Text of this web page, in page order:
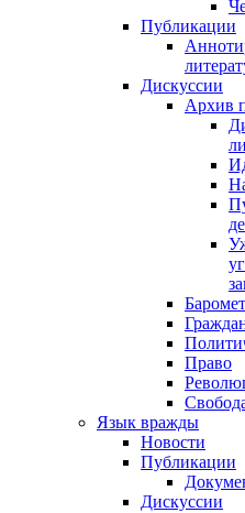
Публикации
Дискуссии
Архив
Право
Язык вражды
Новости
Публикации
Дискуссии